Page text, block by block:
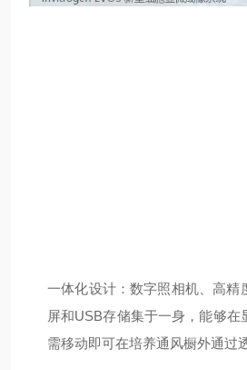
一体化设计：数字照相机、高精
屏和USB存储集于一身，能够在
需移动即可在培养通风橱外通过